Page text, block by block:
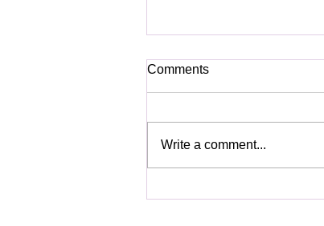
Comments
Write a comment...